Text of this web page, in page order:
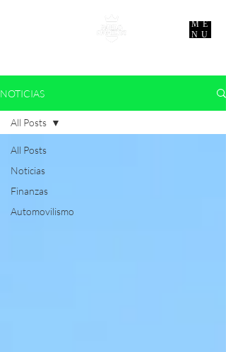
ME
NU
NOTICIAS
All Posts
Noticias
Finanzas
Automovilismo
All Posts